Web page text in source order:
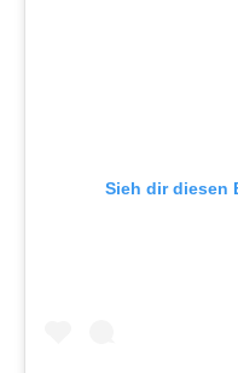
Sieh dir diesen